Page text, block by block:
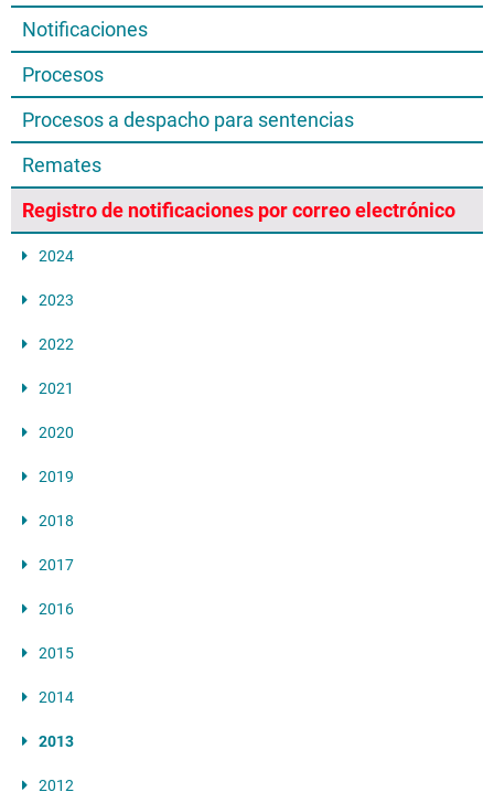
Notificaciones
Procesos
Procesos a despacho para sentencias
Remates
Registro de notificaciones por correo electrónico
2024
2023
2022
2021
2020
2019
2018
2017
2016
2015
2014
2013
2012